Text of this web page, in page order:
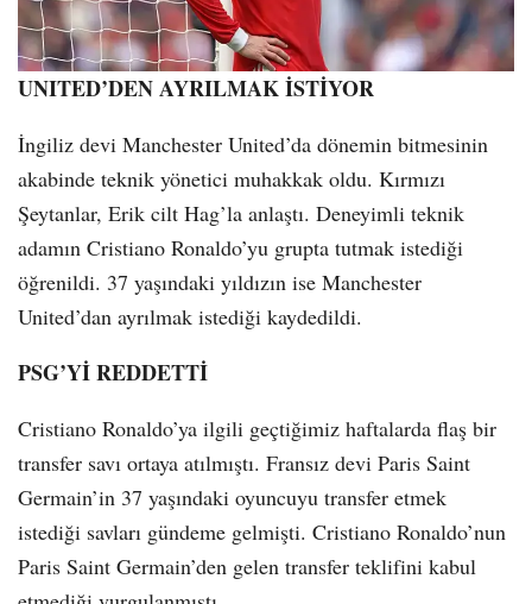
UNITED’DEN AYRILMAK İSTİYOR
İngiliz devi Manchester United’da dönemin bitmesinin
akabinde teknik yönetici muhakkak oldu. Kırmızı
Şeytanlar, Erik cilt Hag’la anlaştı. Deneyimli teknik
adamın Cristiano Ronaldo’yu grupta tutmak istediği
öğrenildi. 37 yaşındaki yıldızın ise Manchester
United’dan ayrılmak istediği kaydedildi.
PSG’Yİ REDDETTİ
Cristiano Ronaldo’ya ilgili geçtiğimiz haftalarda flaş bir
transfer savı ortaya atılmıştı. Fransız devi Paris Saint
Germain’in 37 yaşındaki oyuncuyu transfer etmek
istediği savları gündeme gelmişti. Cristiano Ronaldo’nun
Paris Saint Germain’den gelen transfer teklifini kabul